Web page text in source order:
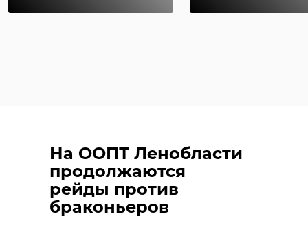
На ООПТ Ленобласти
продолжаются
рейды против
браконьеров